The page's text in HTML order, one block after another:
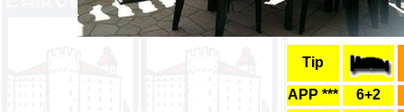
Tip
APP ***
6+2